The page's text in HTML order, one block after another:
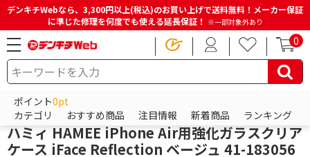
デンキチWebなら、3,300円以上(税込)のお買い上げで送料無料！メーカー保証
に準じた修理を何度でも使える延長保証！ ※一部対象外あり
0
ポイント0pt
カテゴリ
おすすめ商品 注目情報 新着商品 ランキング
HOME 商品一覧ページ スマホアクセサリー
Hamee
ハミィ HAMEE iPhone Air用強化ガラスクリア
ケース iFace Reflection ベージュ 41-183056